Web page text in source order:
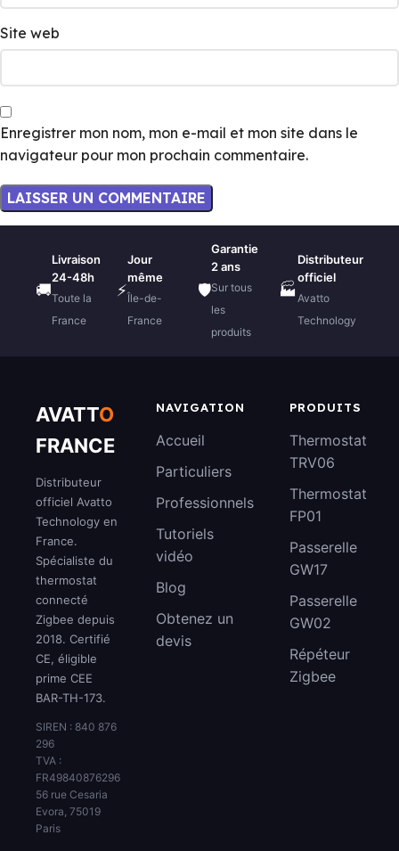
Site web
Enregistrer mon nom, mon e-mail et mon site dans le
navigateur pour mon prochain commentaire.
🚚
Livraison
24-48h
Toute la
France
⚡
Jour
même
Île-de-
France
🛡️
Garantie
2 ans
Sur tous
les
produits
🏭
Distributeur
officiel
Avatto
Technology
AVATTO
FRANCE
Distributeur
officiel Avatto
Technology en
France.
Spécialiste du
thermostat
connecté
Zigbee depuis
2018. Certifié
CE, éligible
prime CEE
BAR-TH-173.
SIREN : 840 876
296
TVA :
FR49840876296
56 rue Cesaria
Evora, 75019
Paris
NAVIGATION
Accueil
Particuliers
Professionnels
Tutoriels
vidéo
Blog
Obtenez un
devis
PRODUITS
Thermostat
TRV06
Thermostat
FP01
Passerelle
GW17
Passerelle
GW02
Répéteur
Zigbee